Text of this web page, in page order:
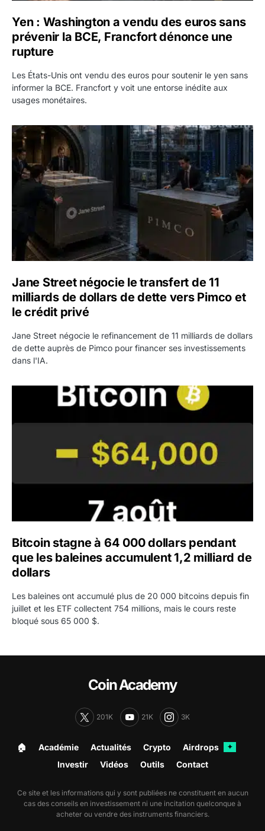
Yen : Washington a vendu des euros sans
prévenir la BCE, Francfort dénonce une
rupture
Les États-Unis ont vendu des euros pour soutenir le yen sans
informer la BCE. Francfort y voit une entorse inédite aux
usages monétaires.
Jane Street négocie le transfert de 11 milliards de
Jane Street négocie le transfert de 11
milliards de dollars de dette vers Pimco et
le crédit privé
Jane Street négocie le refinancement de 11 milliards de dollars
de dette auprès de Pimco pour financer ses investissements
dans l'IA.
Bitcoin stagne à 64 000 dollars pendant que les
Bitcoin stagne à 64 000 dollars pendant
que les baleines accumulent 1,2 milliard de
dollars
Les baleines ont accumulé plus de 20 000 bitcoins depuis fin
juillet et les ETF collectent 754 millions, mais le cours reste
bloqué sous 65 000 $.
Coin Academy
201K 21K 3K
🏠︎ Académie Actualités Crypto Airdrops ✦
Investir Vidéos Outils Contact
Ce site et les informations qui y sont publiées ne constituent en aucun
cas des conseils en investissement ni une incitation quelconque à
acheter ou vendre des instruments financiers.